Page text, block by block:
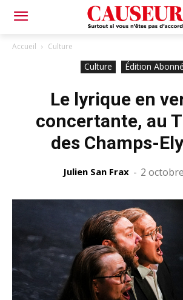
Accueil Culture
Culture Édition Abonné
Le lyrique en
concertante, au
des Champs-
Julien San Frax - 2